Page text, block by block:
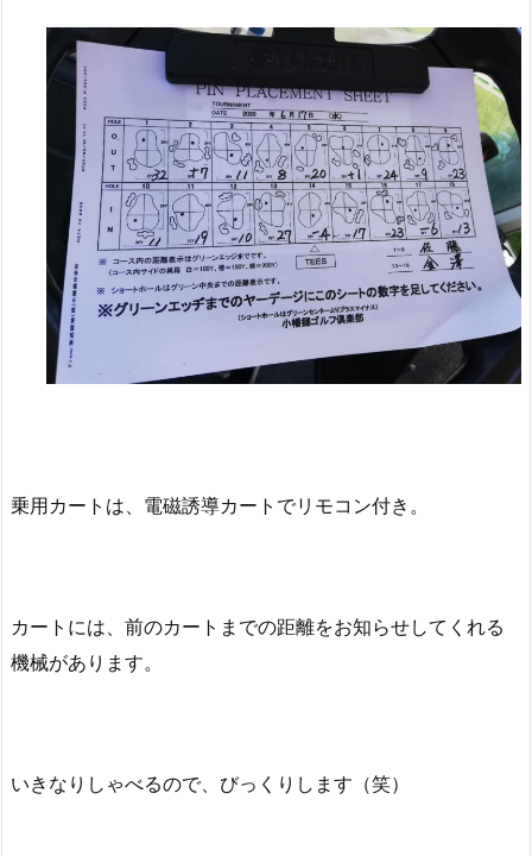
乗用カートは、電磁誘導カートでリモコン付き。
カートには、前のカートまでの距離をお知らせしてくれる
機械があります。
いきなりしゃべるので、びっくりします（笑）